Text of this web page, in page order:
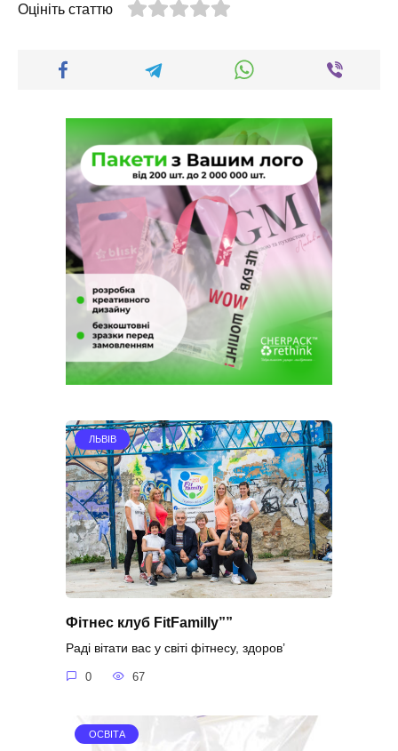
Оцініть статтю
ЛЬВІВ
Фітнес клуб FitFamilly””
Раді вітати вас у світі фітнесу, здоров’
0 67
ОСВІТА